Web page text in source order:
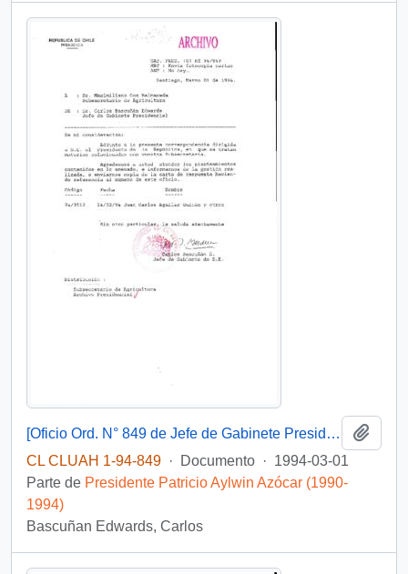
[Oficio Ord. N° 849 de Jefe de Gabinete Presidencial, remite copia de carta que se indica]
CL CLUAH 1-94-849 · Documento · 1994-03-01
Parte de Presidente Patricio Aylwin Azócar (1990-
1994)
Bascuñan Edwards, Carlos